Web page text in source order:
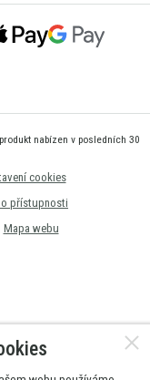
nabízen v posledních 30
cookies
přístupnosti
Mapa webu